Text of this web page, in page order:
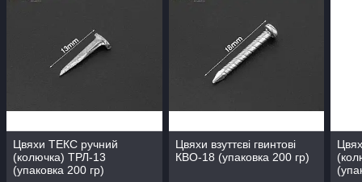
Цвяхи ТЕКС ручний
(колючка) ТРЛ-13
(упаковка 200 гр)
Цвяхи взуттєві гвинтові
КВО-18 (упаковка 200 гр)